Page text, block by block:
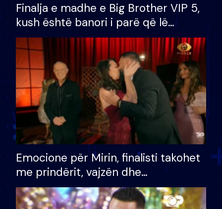
Finalja e madhe e Big Brother VIP 5,
kush është banori i parë që lë
shtëpinë dhe humb mundësinë për
të fituar çmimin e madh
Emocione për Mirin, finalisti takohet
me prindërit, vajzën dhe
bashkëshorten: S’kemi ndonjë letër
divorci apo jo?